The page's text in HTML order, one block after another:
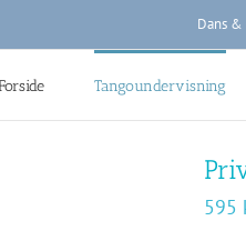
Dans
Tangoundervisning
595